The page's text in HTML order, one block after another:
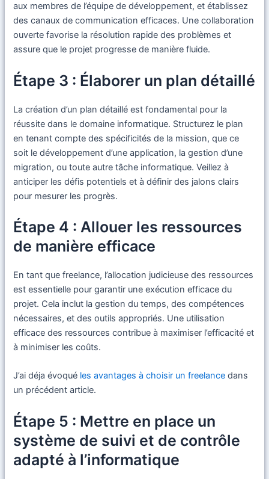
aux membres de l’équipe de développement, et établissez
des canaux de communication efficaces. Une collaboration
ouverte favorise la résolution rapide des problèmes et
assure que le projet progresse de manière fluide.
Étape 3 : Élaborer un plan détaillé
La création d’un plan détaillé est fondamental pour la
réussite dans le domaine informatique. Structurez le plan
en tenant compte des spécificités de la mission, que ce
soit le développement d’une application, la gestion d’une
migration, ou toute autre tâche informatique. Veillez à
anticiper les défis potentiels et à définir des jalons clairs
pour mesurer les progrès.
Étape 4 : Allouer les ressources
de manière efficace
En tant que freelance, l’allocation judicieuse des ressources
est essentielle pour garantir une exécution efficace du
projet. Cela inclut la gestion du temps, des compétences
nécessaires, et des outils appropriés. Une utilisation
efficace des ressources contribue à maximiser l’efficacité et
à minimiser les coûts.
J’ai déja évoqué les avantages à choisir un freelance dans
un précédent article.
Étape 5 : Mettre en place un
système de suivi et de contrôle
adapté à l’informatique